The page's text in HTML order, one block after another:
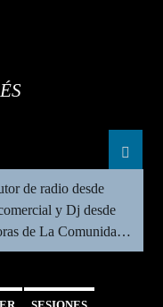
de radio online.
de radio desde
y Dj desde
de La Comunidad
Las Provincias
Loca Fm […]